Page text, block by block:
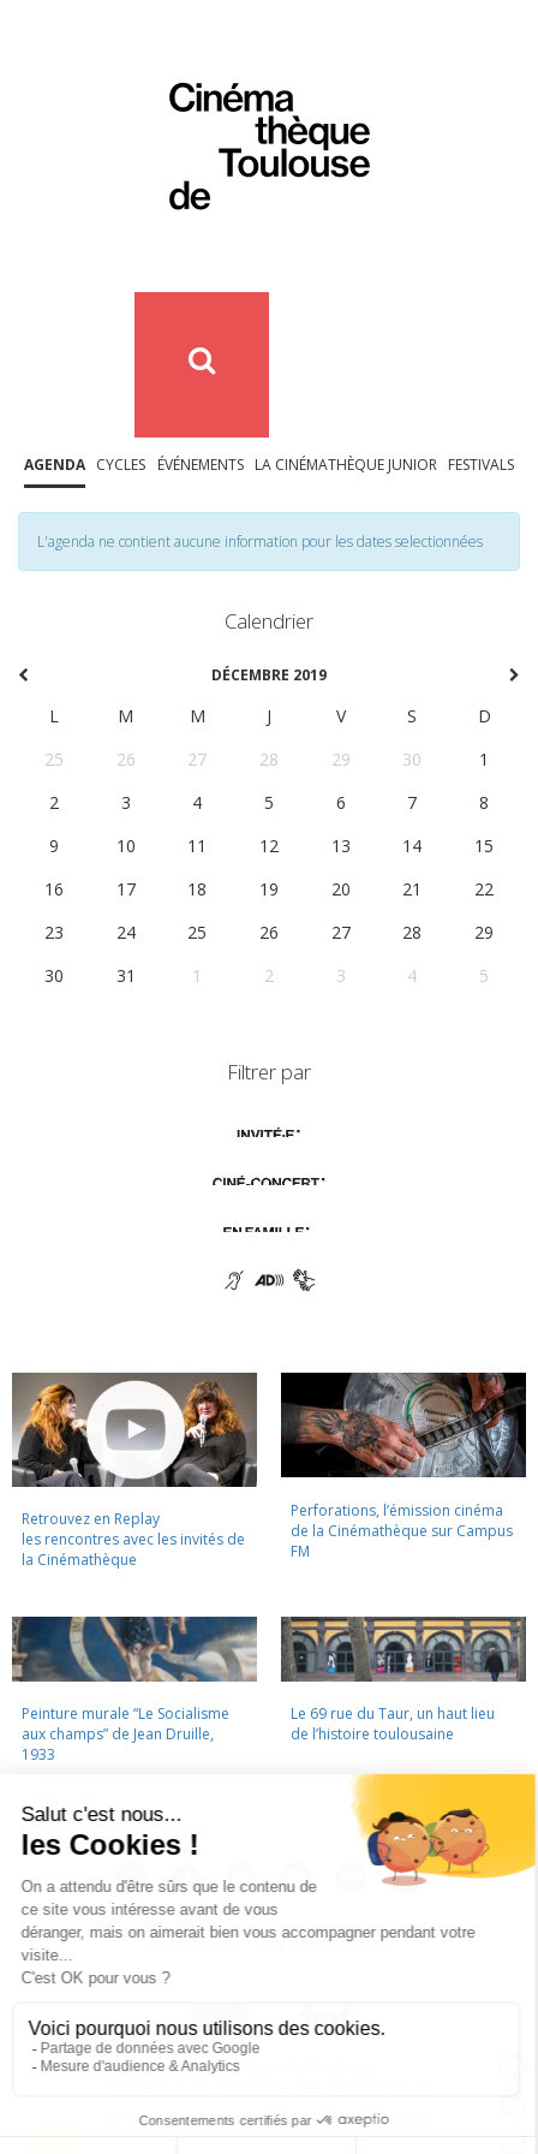
AGENDA CYCLES ÉVÉNEMENTS LA CINÉMATHÈQUE JUNIOR FESTIVALS
L'agenda ne contient aucune information pour les dates selectionnées
Calendrier
DÉCEMBRE 2019
L M M J V S
D
25
26 27 28 29 30
1
2
3 4 5 6 7
8
9
10 11 12 13 14
15
16
17 18 19 20 21
22
23
24 25 26 27 28
29
30
31 1 2 3 4 5
Filtrer par
Retrouvez en Replay
les rencontres avec les invités de
la Cinémathèque
Perforations, l’émission cinéma
de la Cinémathèque sur Campus
FM
Peinture murale “Le Socialisme
aux champs” de Jean Druille,
1933
Le 69 rue du Taur, un haut lieu
de l’histoire toulousaine
LA CINÉMATHÈQUE · CONTACTS · LETTRE D'INFORMATION ·
PARTENAIRES · MENTIONS LÉGALES
La Cinémathèque de Toulouse
La Cinémathèque de Toulouse © 2015. Tous droits réservés.